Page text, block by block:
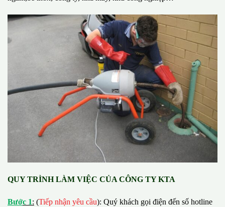
QUY TRÌNH LÀM VIỆC CỦA CÔNG TY KTA
Bước 1: (Tiếp nhận yêu cầu): Quý khách gọi điện đến số hotline